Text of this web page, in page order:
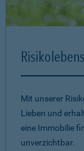
Mit unserer
Lieben und
eine Immobilie
unverzichtbar.